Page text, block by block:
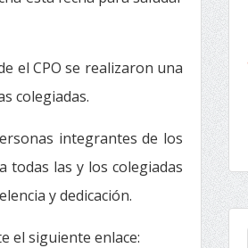
el CPO se realizaron una
colegiadas.
integrantes de los
todas las y los colegiadas
y dedicación.
el siguiente enlace: